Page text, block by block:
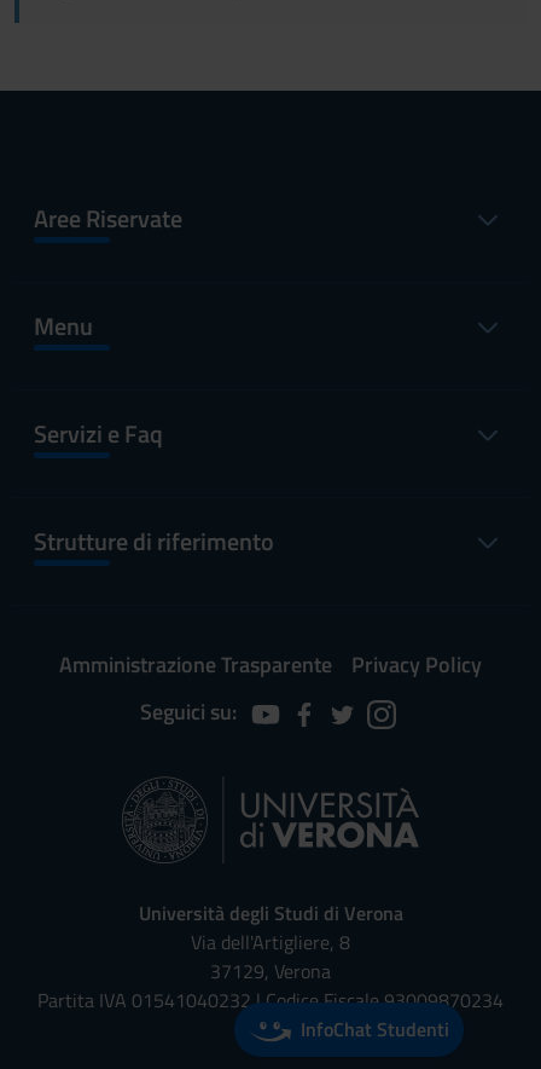
Aree Riservate
Menu
Servizi e Faq
Strutture di riferimento
Amministrazione Trasparente
Privacy Policy
Seguici su:
Università degli Studi di Verona
Via dell'Artigliere, 8
37129, Verona
Partita IVA 01541040232 | Codice Fiscale 93009870234
InfoChat Studenti